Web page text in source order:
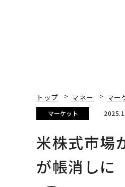
トップ マネー マー
マーケット
米株式市場
が帳消しに